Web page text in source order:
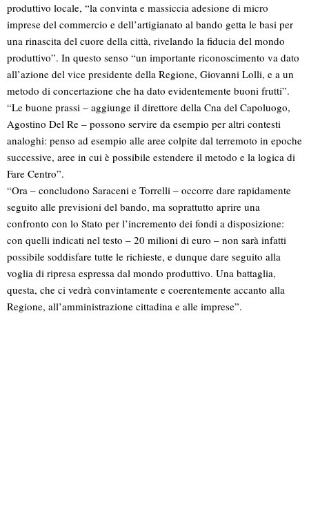
produttivo locale, “la convinta e massiccia adesione di micro
imprese del commercio e dell’artigianato al bando getta le basi per
una rinascita del cuore della città, rivelando la fiducia del mondo
produttivo”. In questo senso “un importante riconoscimento va dato
all’azione del vice presidente della Regione, Giovanni Lolli, e a un
metodo di concertazione che ha dato evidentemente buoni frutti”.
“Le buone prassi – aggiunge il direttore della Cna del Capoluogo,
Agostino Del Re – possono servire da esempio per altri contesti
analoghi: penso ad esempio alle aree colpite dal terremoto in epoche
successive, aree in cui è possibile estendere il metodo e la logica di
Fare Centro”.
“Ora – concludono Saraceni e Torrelli – occorre dare rapidamente
seguito alle previsioni del bando, ma soprattutto aprire una
confronto con lo Stato per l’incremento dei fondi a disposizione:
con quelli indicati nel testo – 20 milioni di euro – non sarà infatti
possibile soddisfare tutte le richieste, e dunque dare seguito alla
voglia di ripresa espressa dal mondo produttivo. Una battaglia,
questa, che ci vedrà convintamente e coerentemente accanto alla
Regione, all’amministrazione cittadina e alle imprese”.